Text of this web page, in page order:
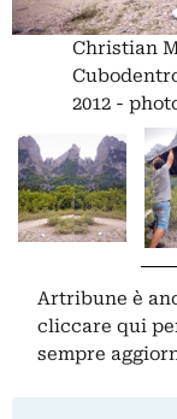
Christian
2012 -
Artribune è
cliccare qui
sempre